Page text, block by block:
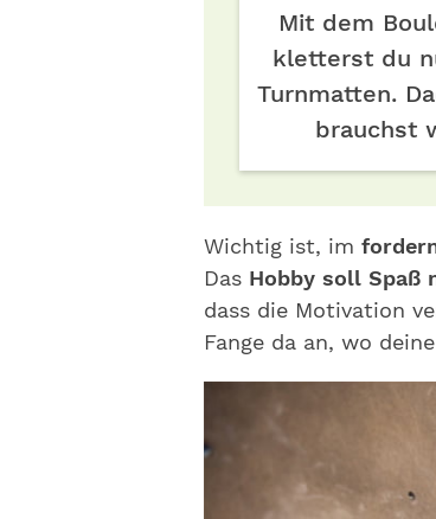
Mit dem
kletterst du
Turnmatten.
brauchst
Wichtig ist, im
Das Hobby soll Spaß
dass die Motivation
Fange da an, wo